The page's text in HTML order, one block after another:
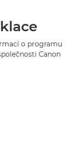
o programu
Canon